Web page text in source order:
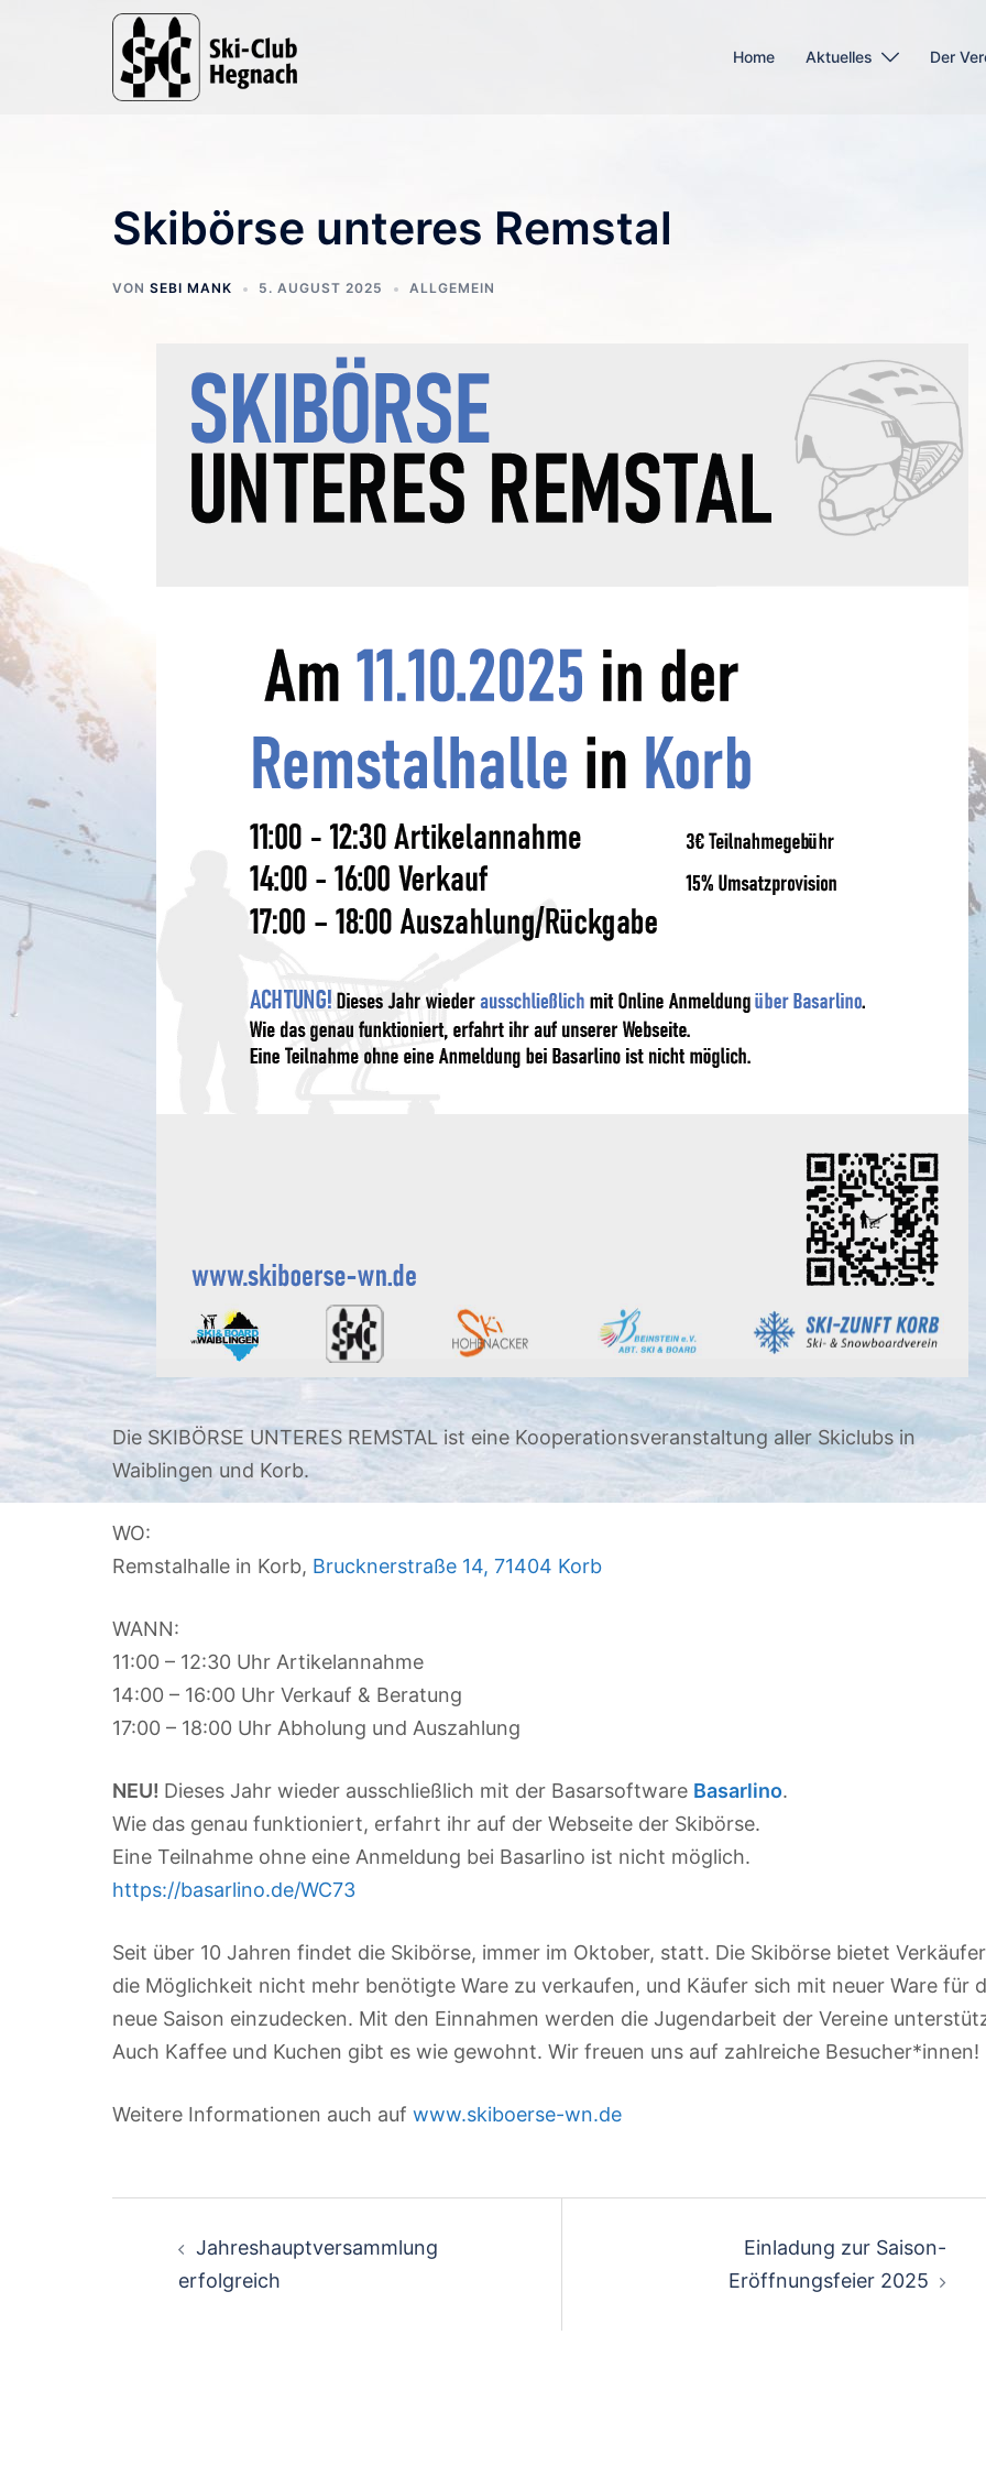
Home Aktuelles Der
Skibörse unteres Remstal
VON SEBI MANK 5. AUGUST 2025 ALLGEMEIN
Die SKIBÖRSE UNTERES REMSTAL ist eine Kooperationsveranstaltung aller Skiclubs in
Waiblingen und Korb.
WO:
Remstalhalle in Korb, Brucknerstraße 14, 71404 Korb
WANN:
11:00 – 12:30 Uhr Artikelannahme
14:00 – 16:00 Uhr Verkauf & Beratung
17:00 – 18:00 Uhr Abholung und Auszahlung
NEU! Dieses Jahr wieder ausschließlich mit der Basarsoftware Basarlino.
Wie das genau funktioniert, erfahrt ihr auf der Webseite der Skibörse.
Eine Teilnahme ohne eine Anmeldung bei Basarlino ist nicht möglich.
https://basarlino.de/WC73
Seit über 10 Jahren findet die Skibörse, immer im Oktober, statt. Die Skibörse bietet
die Möglichkeit nicht mehr benötigte Ware zu verkaufen, und Käufer sich mit neuer Ware für
neue Saison einzudecken. Mit den Einnahmen werden die Jugendarbeit der Vereine
Auch Kaffee und Kuchen gibt es wie gewohnt. Wir freuen uns auf zahlreiche Besucher*innen!
Weitere Informationen auch auf www.skiboerse-wn.de
Beitragsnavigation
Jahreshauptversammlung
erfolgreich
Einladung zur Saison-
Eröffnungsfeier 2025